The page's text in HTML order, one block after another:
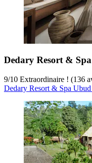
Dedary Resort &
9/10 Extraordinaire ! (136
Dedary Resort & Spa